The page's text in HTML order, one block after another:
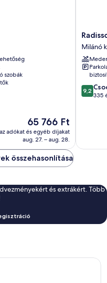
szobák
Az
ár
65 766 Ft
65 766 Ft
adókat és egyéb díjakat
aug. 27. – aug. 28.
Hotel,
Santa
Sofia
Milan
Milánó
Milánó
9.2
9,2
335
összehasonlítása
és extrákért. Több